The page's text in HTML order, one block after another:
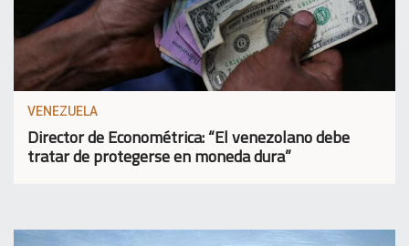
VENEZUELA
Director de Econométrica: “El venezolano debe
tratar de protegerse en moneda dura”